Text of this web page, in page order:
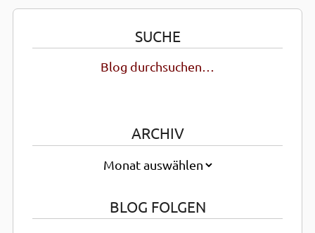
SUCHE
Blog durchsuchen…
ARCHIV
BLOG FOLGEN